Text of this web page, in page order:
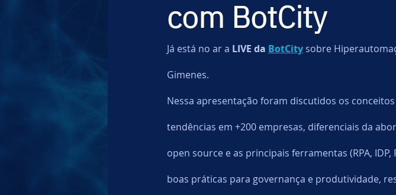
Data Protection Pentesting
com BotCity
Já está no ar a LIVE da BotCity sobre
Gimenes.
Nessa apresentação foram discutidos os
tendências em +200 empresas, diferenciais da
open source e as principais ferramentas (RPA,
boas práticas para governança e produtividade,